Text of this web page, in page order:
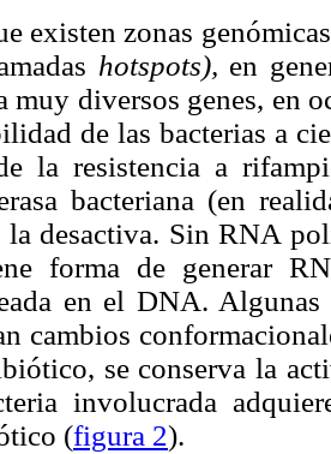
existen zonas
hotspots), en
muy diversos genes, en
de las bacterias a
la resistencia a
bacteriana (en
la desactiva. Sin RNA
forma de generar
en el DNA.
cambios
se conserva la
involucrada
(figura 2).